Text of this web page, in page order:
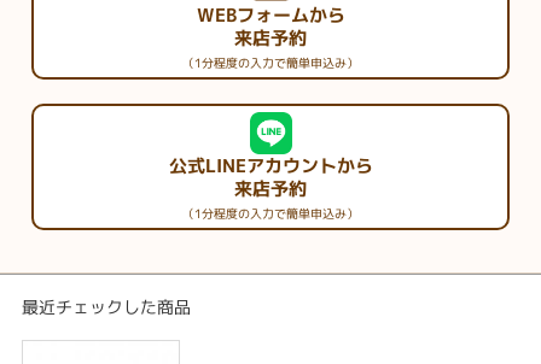
WEBフォームから
来店予約
（1分程度の入力で簡単申込み）
公式LINEアカウントから
来店予約
（1分程度の入力で簡単申込み）
最近チェックした商品